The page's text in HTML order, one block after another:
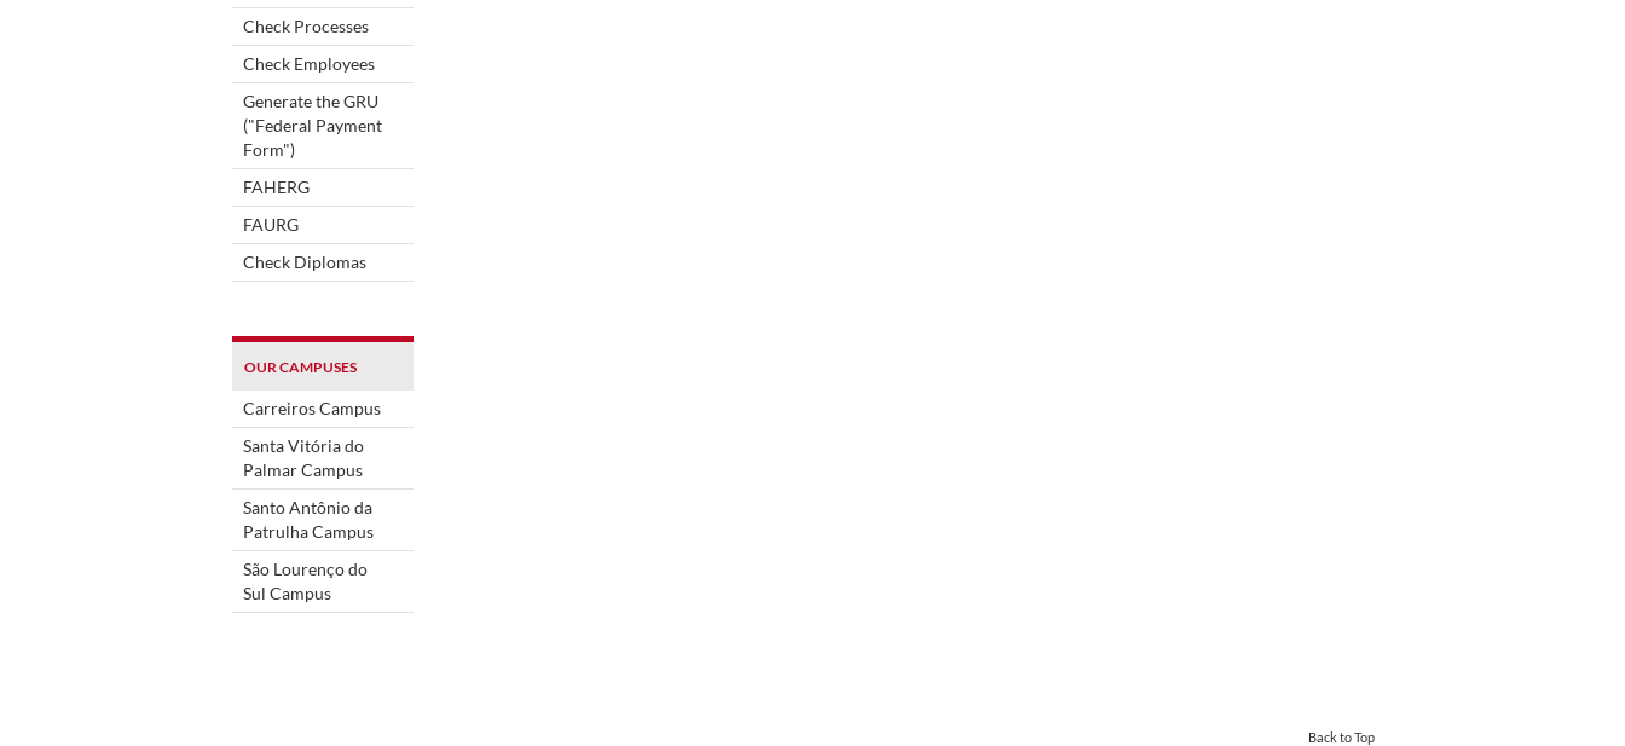
Check Processes
Check Employees
Generate the GRU
("Federal Payment
Form")
FAHERG
FAURG
Check Diplomas
OUR CAMPUSES
Carreiros Campus
Santa Vitória do
Palmar Campus
Santo Antônio da
Patrulha Campus
São Lourenço do
Sul Campus
Back to Top